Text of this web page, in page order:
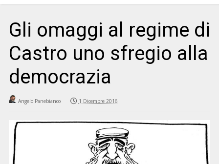
Gli omaggi al regime di
Castro uno sfregio alla
democrazia
Angelo Panebianco 1 Dicembre 2016